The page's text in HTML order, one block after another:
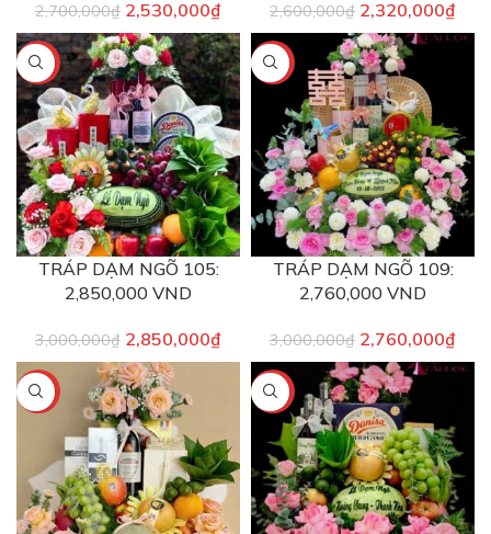
2,700,000₫ 2,530,000₫ 2,600,000₫ 2,320,000₫
-5%
TRÁP DẠM NGÕ 105:
2,850,000 VND
3,000,000₫ 2,850,000₫
-8%
TRÁP DẠM NGÕ 109:
2,760,000 VND
3,000,000₫ 2,760,000₫
-8% -12%